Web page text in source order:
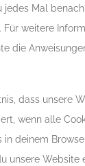
jedes Mal
Für weitere
die
dass unsere
wenn alle
in deinem
unsere Website